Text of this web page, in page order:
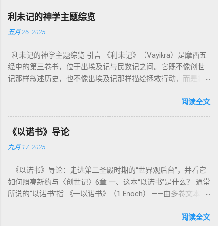
利未记的神学主题综览
五月 26, 2025
利未记的神学主题综览 引言 《利未记》（Vayikra）是摩西五
经中的第三卷书，位于出埃及记与民数记之间。它既不像创世
记那样叙述历史，也不像出埃及记那样描绘拯救行动，而是将
内容看似仪式化，《利未记》却揭示了 神的临在如何规范人类
为我耶和华你们的神是圣洁的。”（利未记19:2） 这节经文构成
整卷书的中心神学。希伯来文“קָדוֹשׁ”（kadosh）不仅意味着道
德上的圣洁，更意味着“分别出来”、“归属于神”。 《利未记》教
中活出“圣洁”。圣洁不仅是内心态度，更是生活方式。 二、献
祭制度：与神相交的通道 前七章详细描述五种祭： 燔祭
（olah）：全然献上，象征奉献与赎罪； 素祭 （minchah）：
团契的象征； 赎罪祭 （chatat）：针对无意之罪的遮盖； 赎愆
阅读全文
《以诺书》导论
九月 17, 2025
《以诺书》导论：走进第二圣殿时期的“世界观后台”，并看它
如何照亮新约与〈创世记〉6章 一、这本“以诺书”是什么？ 通常
所说的“以诺书”指 《一以诺书》（1 Enoch） ——由多卷文本构
世纪），虽不在犹太/基督教主流正典之内（ 埃塞俄比亚正教
阅读全文